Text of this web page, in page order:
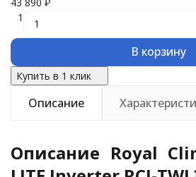
1
В корзину
Купить в 1 клик
Описание
Описание Royal